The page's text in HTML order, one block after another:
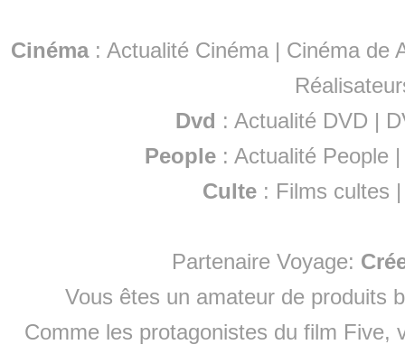
Cinéma: Actualité Cinéma | Cinéma de
Dvd : Actualité DVD |
People :Actualité People
Culte : Films cultes
Partenaire Voyage:
Vous êtes un amateur de produits
Comme les protagonistes du film Five,